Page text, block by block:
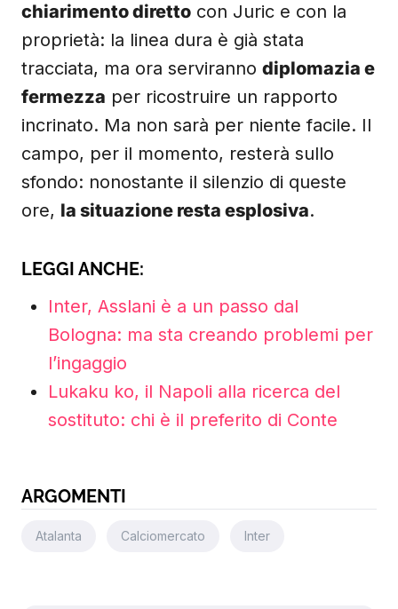
chiarimento diretto con Juric e con la
proprietà: la linea dura è già stata
tracciata, ma ora serviranno diplomazia e
fermezza per ricostruire un rapporto
incrinato. Ma non sarà per niente facile. Il
campo, per il momento, resterà sullo
sfondo: nonostante il silenzio di queste
ore, la situazione resta esplosiva.
LEGGI ANCHE:
Inter, Asslani è a un passo dal
Bologna: ma sta creando problemi per
l’ingaggio
Lukaku ko, il Napoli alla ricerca del
sostituto: chi è il preferito di Conte
ARGOMENTI
Atalanta Calciomercato Inter